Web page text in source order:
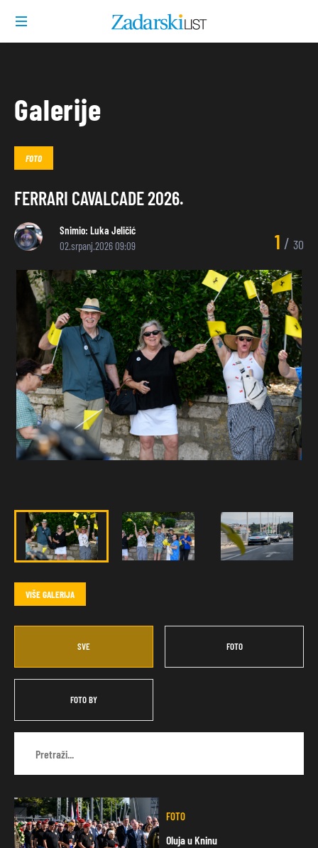
Galerije
FOTO
FERRARI CAVALCADE 2026.
Snimio: Luka Jeličić
02.srpanj.2026 09:09
1 / 30
VIŠE GALERIJA
SVE FOTO
FOTO BY
FOTO
Oluja u Kninu